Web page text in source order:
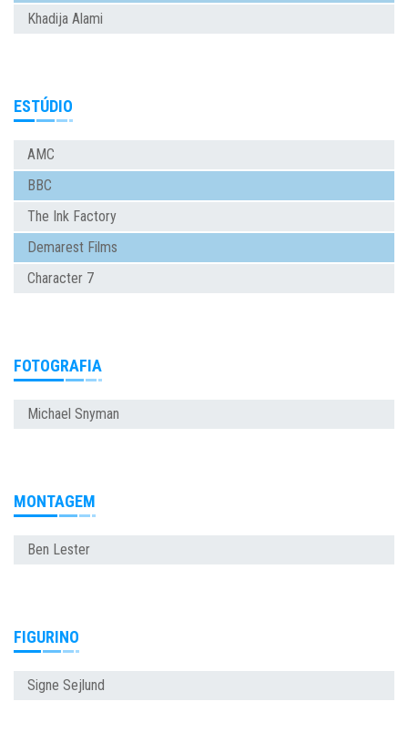
Khadija Alami
ESTÚDIO
AMC
BBC
The Ink Factory
Demarest Films
Character 7
FOTOGRAFIA
Michael Snyman
MONTAGEM
Ben Lester
FIGURINO
Signe Sejlund